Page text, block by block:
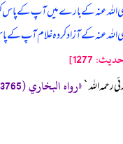
رضی اللہ عنہ کے بارے میں آپ کے
عنہ کے آزاد کردہ غلام آپ کے پاس
1277]
رحمه الله`«رواه البخاري (3765)»